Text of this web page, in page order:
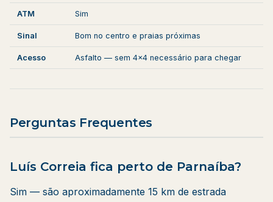
ATM Sim
Sinal Bom no centro e praias próximas
Acesso Asfalto — sem 4x4 necessário para chegar
Perguntas Frequentes
Luís Correia fica perto de Parnaíba?
Sim — são aproximadamente 15 km de estrada